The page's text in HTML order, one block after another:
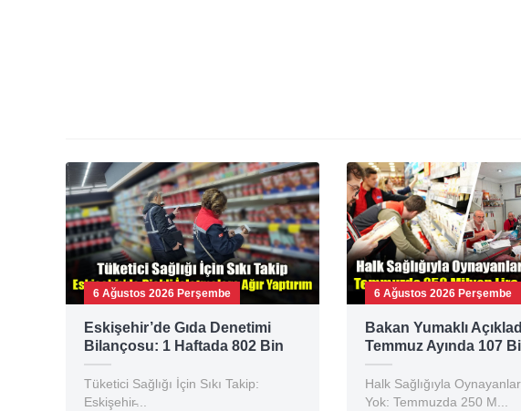
6 Ağustos 2026 Perşembe
Eskişehir’de Gıda Denetimi
Bilançosu: 1 Haftada 802 Bin
TL Ceza!
Tüketici Sağlığı İçin Sıkı Takip:
Eskişehir̵...
6 Ağustos 2026 Perşembe
Bakan Yumaklı
Temmuz Ayında 107
Gıda Denetimi Yapıldı
Halk Sağlığıyla
Yok: Temmuzda 250 M...